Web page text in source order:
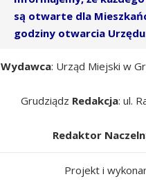
są otwarte dla
godziny otwarcia
Wydawca: Urząd Miejski w
Grudziądz Redakcja: ul.
Redaktor
Projekt i